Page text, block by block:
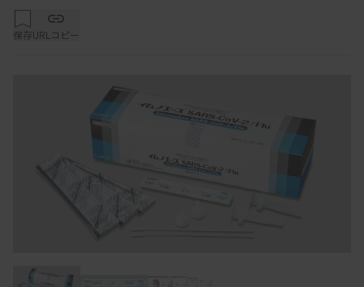
保存URLコピー